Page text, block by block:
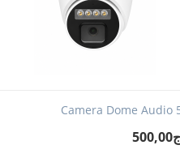
Camera Dome Audio